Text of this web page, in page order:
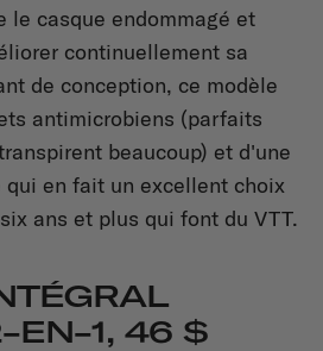
le casque endommagé et
continuellement sa
de conception, ce modèle
antimicrobiens (parfaits
beaucoup) et d'une
en fait un excellent choix
ans et plus qui font du VTT.
EN-1, 46 $